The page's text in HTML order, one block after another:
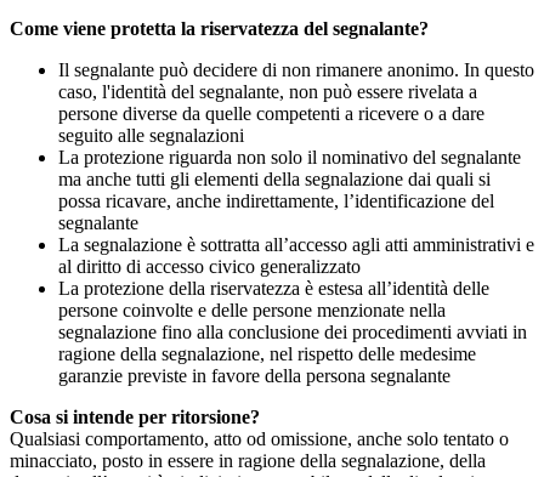
Come viene protetta la riservatezza del segnalante?
Il segnalante può decidere di non rimanere anonimo. In questo
caso, l'identità del segnalante, non può essere rivelata a
persone diverse da quelle competenti a ricevere o a dare
seguito alle segnalazioni
La protezione riguarda non solo il nominativo del segnalante
ma anche tutti gli elementi della segnalazione dai quali si
possa ricavare, anche indirettamente, l’identificazione del
segnalante
La segnalazione è sottratta all’accesso agli atti amministrativi e
al diritto di accesso civico generalizzato
La protezione della riservatezza è estesa all’identità delle
persone coinvolte e delle persone menzionate nella
segnalazione fino alla conclusione dei procedimenti avviati in
ragione della segnalazione, nel rispetto delle medesime
garanzie previste in favore della persona segnalante
Cosa si intende per ritorsione?
Qualsiasi comportamento, atto od omissione, anche solo tentato o
minacciato, posto in essere in ragione della segnalazione, della